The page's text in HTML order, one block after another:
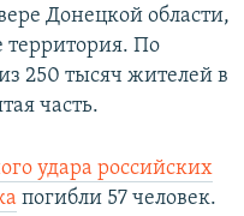
Донецкой области,
территория. По
250 тысяч жителей в
часть.
удара российских
погибли 57 человек.